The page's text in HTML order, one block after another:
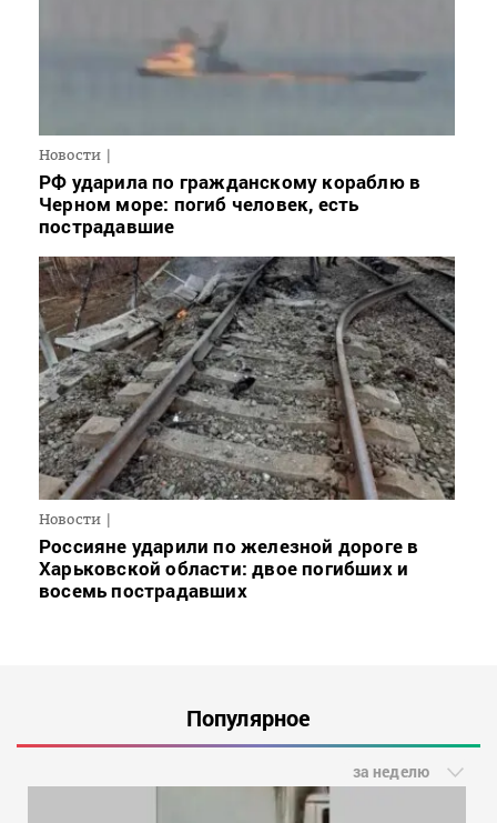
Новости
РФ ударила по гражданскому кораблю в
Черном море: погиб человек, есть
пострадавшие
Новости
Россияне ударили по железной дороге в
Харьковской области: двое погибших и
восемь пострадавших
Популярное
за неделю